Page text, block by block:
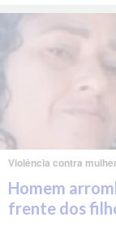
Violência contra
Homem
frente dos